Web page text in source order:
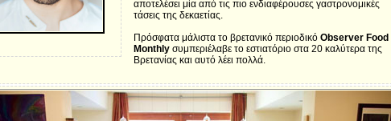
αποτελέσει μία από τις πιο ενδιαφέρουσες γαστρονομικές
τάσεις της δεκαετίας.
Πρόσφατα μάλιστα το βρετανικό περιοδικό Observer Food
Monthly συμπεριέλαβε το εστιατόριο στα 20 καλύτερα της
Βρετανίας και αυτό λέει πολλά.